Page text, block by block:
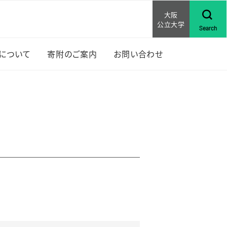
大阪
公立大学
Search
ついて 寄附のご案内 お問い合わせ